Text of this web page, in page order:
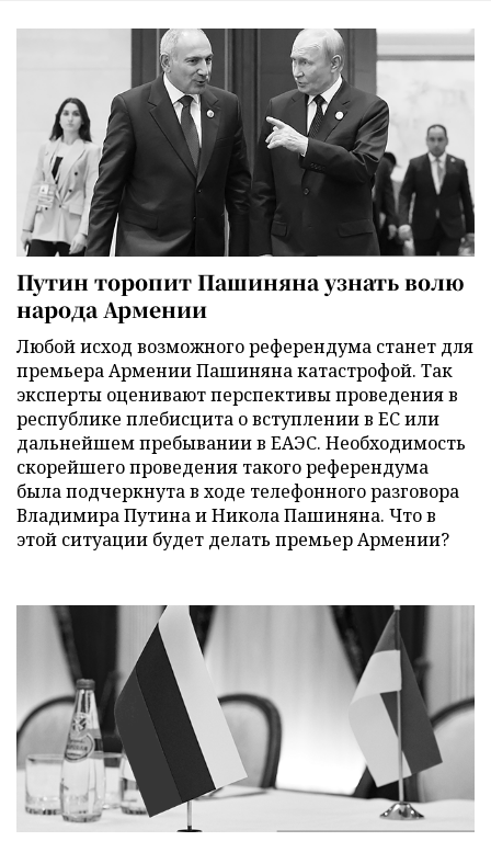
Путин торопит Пашиняна узнать волю
народа Армении
Любой исход возможного референдума станет для
премьера Армении Пашиняна катастрофой. Так
эксперты оценивают перспективы проведения в
республике плебисцита о вступлении в ЕС или
дальнейшем пребывании в ЕАЭС. Необходимость
скорейшего проведения такого референдума
была подчеркнута в ходе телефонного разговора
Владимира Путина и Никола Пашиняна. Что в
этой ситуации будет делать премьер Армении?